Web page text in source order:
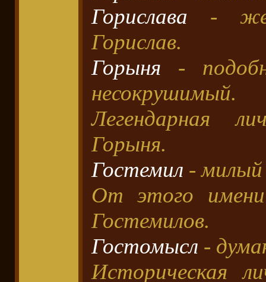
Горислава -
Горислав.
Горыня -
несокрушимый.
Легендарная
Горыня.
Гостемил - милый
От этого
Гостемилов.
Гостомысл -
Историческая